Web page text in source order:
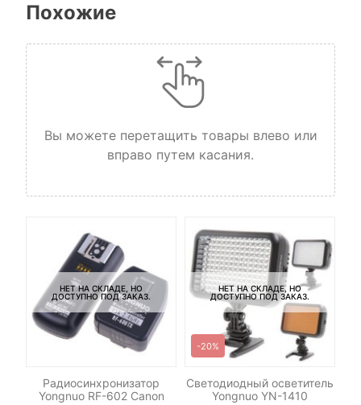
Похожие
Вы можете перетащить товары влево или
вправо путем касания.
НЕТ НА СКЛАДЕ, НО
ДОСТУПНО ПОД ЗАКАЗ.
Радиосинхронизатор
Yongnuo RF-602 Canon
НЕТ НА СКЛАДЕ, НО
ДОСТУПНО ПОД ЗАКАЗ.
-20%
Светодиодный осветитель
Yongnuo YN-1410